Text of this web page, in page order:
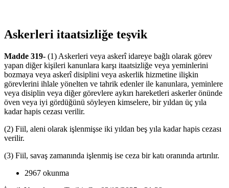
Askerleri itaatsizliğe teşvik
Madde 319- (1) Askerleri veya askerî idareye bağlı olarak görev
yapan diğer kişileri kanunlara karşı itaatsizliğe veya yeminlerini
bozmaya veya askerî disiplini veya askerlik hizmetine ilişkin
görevlerini ihlale yönelten ve tahrik edenler ile kanunlara, yeminlere
veya disiplin veya diğer görevlere aykırı hareketleri askerler önünde
öven veya iyi gördüğünü söyleyen kimselere, bir yıldan üç yıla
kadar hapis cezası verilir.
(2) Fiil, aleni olarak işlenmişse iki yıldan beş yıla kadar hapis cezası
verilir.
(3) Fiil, savaş zamanında işlenmiş ise ceza bir katı oranında artırılır.
2967 okunma